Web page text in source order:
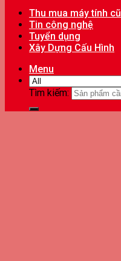
Thu mua máy tính cũ
Tin công nghệ
Tuyển dụng
Xây Dựng Cấu Hình
Menu
Tìm kiếm: